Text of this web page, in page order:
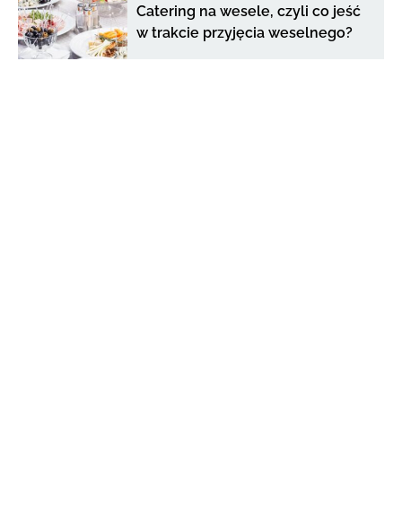
Catering na wesele, czyli co jeść
w trakcie przyjęcia weselnego?